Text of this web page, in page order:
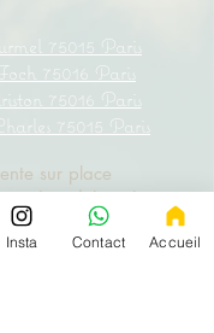
75015 Paris
Foch 75016 Paris
75016 Paris
Charles 75015 Paris
sur place
sur internet
Insta Contact Accueil